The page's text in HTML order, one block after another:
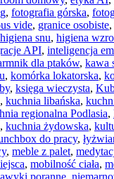
, fotografia górska,
vide, granice osobiste,
higiena snu, higiena
API, inteligencja
dla ptaków, kawa
, komórka lokatorska,
, księga wieczysta,
, kuchnia libańska,
regionalna Podlasia,
, kuchnia żydowska,
do pracy,
, meble z palet,
, mobilność ciała,
poranne,